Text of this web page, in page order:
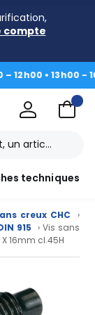
compte
• 13h00 - 16h30|
techniques
creux CHC
›
915
› Vis sans
16mm cl.45H